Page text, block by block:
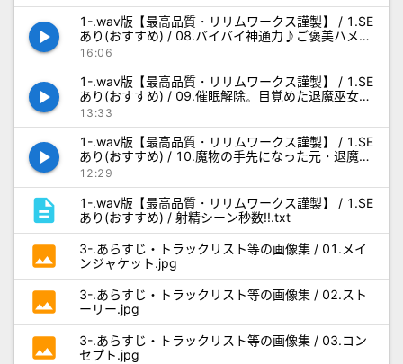
play_arrow
1-.wav版【最高品質・リリムワークス謹製】 / 1.SE
あり(おすすめ) / 08.バイバイ神通力♪ご褒美ハメ比
べ中出しエッチ_SE.wav
16:06
play_arrow
1-.wav版【最高品質・リリムワークス謹製】 / 1.SE
あり(おすすめ) / 09.催眠解除。目覚めた退魔巫女が
魔物と戦う実践修行_SE.wav
13:33
play_arrow
1-.wav版【最高品質・リリムワークス謹製】 / 1.SE
あり(おすすめ) / 10.魔物の手先になった元・退魔巫
女の処女アナルWご奉仕_SE.wav
12:29
description
1-.wav版【最高品質・リリムワークス謹製】 / 1.SE
あり(おすすめ) / 射精シーン秒数!!.txt
photo
3-.あらすじ・トラックリスト等の画像集 / 01.メイ
ンジャケット.jpg
photo
3-.あらすじ・トラックリスト等の画像集 / 02.スト
ーリー.jpg
photo
3-.あらすじ・トラックリスト等の画像集 / 03.コン
セプト.jpg